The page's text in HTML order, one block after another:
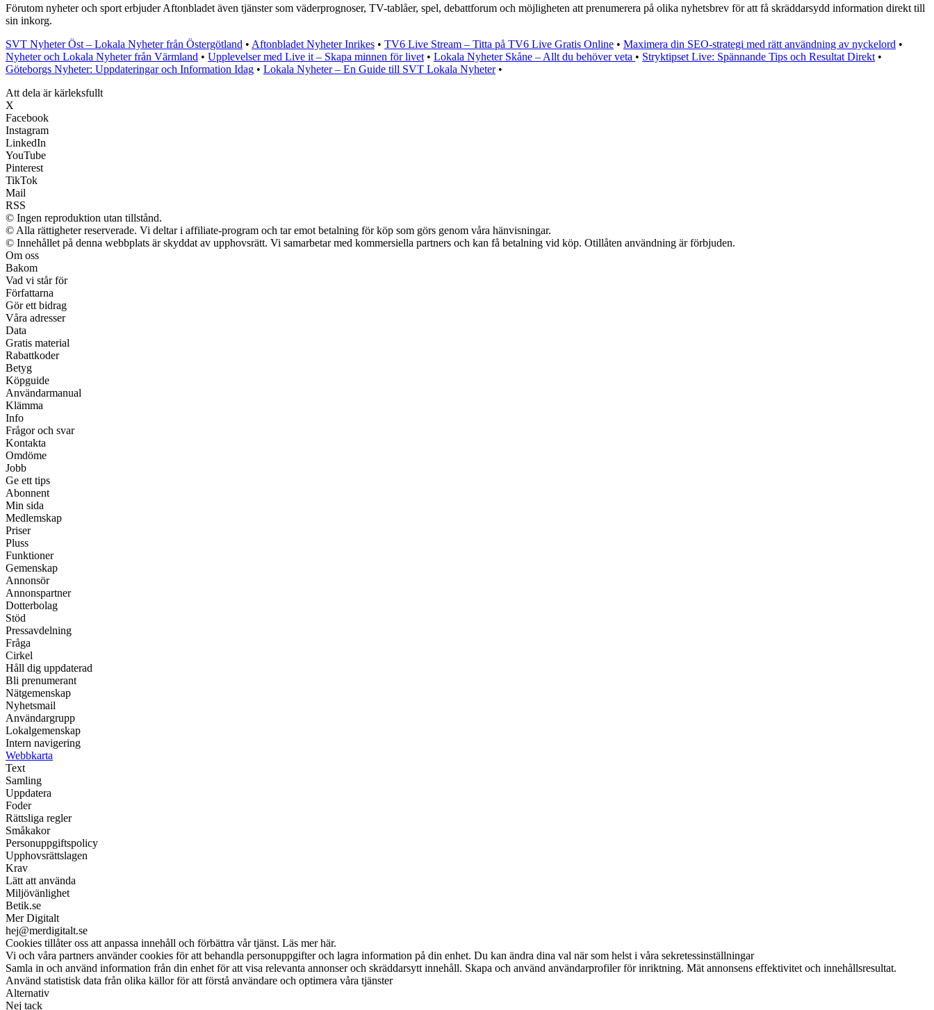
Förutom nyheter och sport erbjuder Aftonbladet även tjänster som väderprognoser, TV-tablåer, spel, debattforum och möjligheten att prenumerera på olika nyhetsbrev för att få skräddarsydd information direkt till
sin inkorg.
SVT Nyheter Öst – Lokala Nyheter från Östergötland • Aftonbladet Nyheter Inrikes • TV6 Live Stream – Titta på TV6 Live Gratis Online • Maximera din SEO-strategi med rätt användning av nyckelord •
Nyheter och Lokala Nyheter från Värmland • Upplevelser med Live it – Skapa minnen för livet • Lokala Nyheter Skåne – Allt du behöver veta • Stryktipset Live: Spännande Tips och Resultat Direkt •
Göteborgs Nyheter: Uppdateringar och Information Idag • Lokala Nyheter – En Guide till SVT Lokala Nyheter•
Att dela är kärleksfullt
X
Facebook
Instagram
LinkedIn
YouTube
Pinterest
TikTok
Mail
RSS
© Ingen reproduktion utan tillstånd.
© Alla rättigheter reserverade. Vi deltar i affiliate-program och tar emot betalning för köp som görs genom våra hänvisningar.
© Innehållet på denna webbplats är skyddat av upphovsrätt. Vi samarbetar med kommersiella partners och kan få betalning vid köp. Otillåten användning är förbjuden.
Om oss
Bakom
Vad vi står för
Författarna
Gör ett bidrag
Våra adresser
Data
Gratis material
Rabattkoder
Betyg
Köpguide
Användarmanual
Klämma
Info
Frågor och svar
Kontakta
Omdöme
Jobb
Ge ett tips
Abonnent
Min sida
Medlemskap
Priser
Pluss
Funktioner
Gemenskap
Annonsör
Annonspartner
Dotterbolag
Stöd
Pressavdelning
Fråga
Cirkel
Håll dig uppdaterad
Bli prenumerant
Nätgemenskap
Nyhetsmail
Användargrupp
Lokalgemenskap
Intern navigering
Webbkarta
Text
Samling
Uppdatera
Foder
Rättsliga regler
Småkakor
Personuppgiftspolicy
Upphovsrättslagen
Krav
Lätt att använda
Miljövänlighet
Betik.se
Mer Digitalt
hej@merdigitalt.se
Cookies tillåter oss att anpassa innehåll och förbättra vår tjänst. Läs mer här.
Vi och våra partners använder cookies för att behandla personuppgifter och lagra information på din enhet. Du kan ändra dina val när som helst i våra sekretessinställningar
Samla in och använd information från din enhet för att visa relevanta annonser och skräddarsytt innehåll. Skapa och använd användarprofiler för inriktning. Mät annonsens effektivitet och innehållsresultat.
Använd statistisk data från olika källor för att förstå användare och optimera våra tjänster
Alternativ
Nej tack